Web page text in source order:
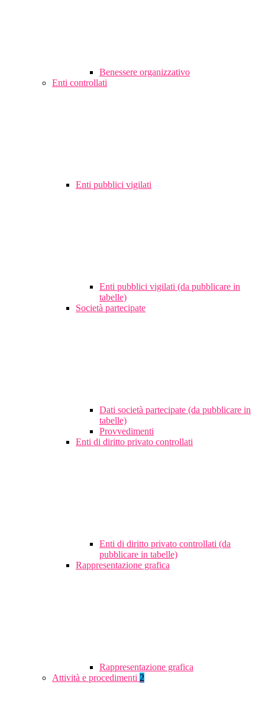
Benessere organizzativo
Enti controllati
Enti pubblici vigilati
Enti pubblici vigilati (da pubblicare in
tabelle)
Società partecipate
Dati società partecipate (da pubblicare in
tabelle)
Provvedimenti
Enti di diritto privato controllati
Enti di diritto privato controllati (da
pubblicare in tabelle)
Rappresentazione grafica
Rappresentazione grafica
Attività e procedimenti 2